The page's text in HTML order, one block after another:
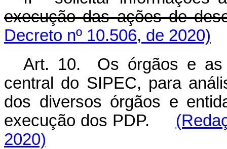
execução das ações de
Decreto nº 10.506, de 2020)
Art. 10. Os órgãos e as
central do SIPEC, para
dos diversos órgãos e
execução dos PDP.
2020)